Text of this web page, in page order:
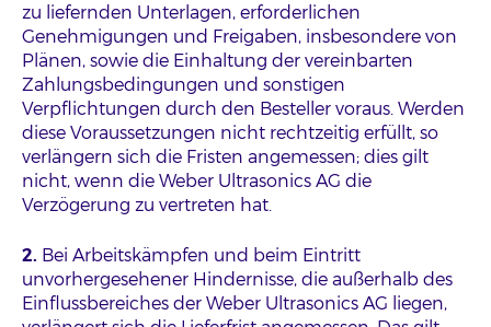
zu liefernden Unterlagen, erforderlichen
Genehmigungen und Freigaben, insbesondere von
Plänen, sowie die Einhaltung der vereinbarten
Zahlungsbedingungen und sonstigen
Verpflichtungen durch den Besteller voraus. Werden
diese Voraussetzungen nicht rechtzeitig erfüllt, so
verlängern sich die Fristen angemessen; dies gilt
nicht, wenn die Weber Ultrasonics AG die
Verzögerung zu vertreten hat.
2. Bei Arbeitskämpfen und beim Eintritt
unvorhergesehener Hindernisse, die außerhalb des
Einflussbereiches der Weber Ultrasonics AG liegen,